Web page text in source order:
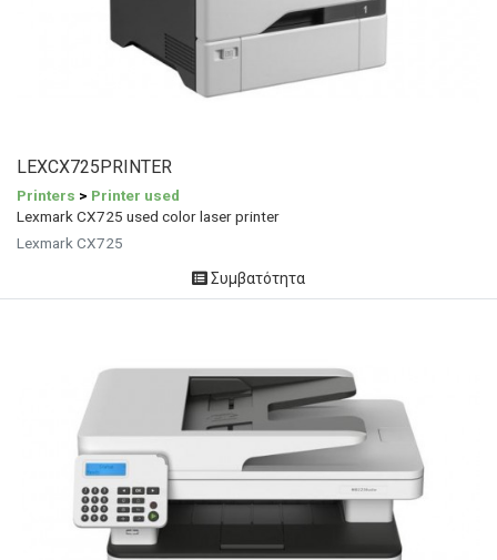
LEXCX725PRINTER
Printers > Printer used
Lexmark CX725 used color laser printer
Lexmark CX725
Συμβατότητα